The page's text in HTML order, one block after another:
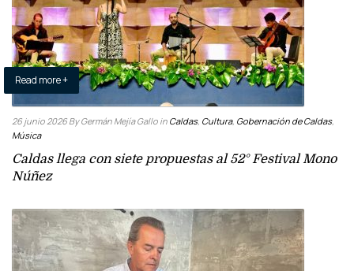
Read more +
26 junio 2026 By Germán Mejía Gallo in Caldas, Cultura, Gobernación de Caldas,
Música
Caldas llega con siete propuestas al 52° Festival Mono
Núñez